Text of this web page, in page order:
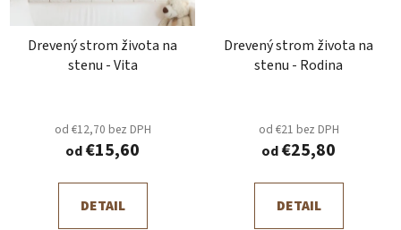
Drevený strom života na
stenu - Vita
od €12,70 bez DPH
od€15,60
DETAIL
Drevený strom života na
stenu - Rodina
od €21 bez DPH
od€25,80
DETAIL